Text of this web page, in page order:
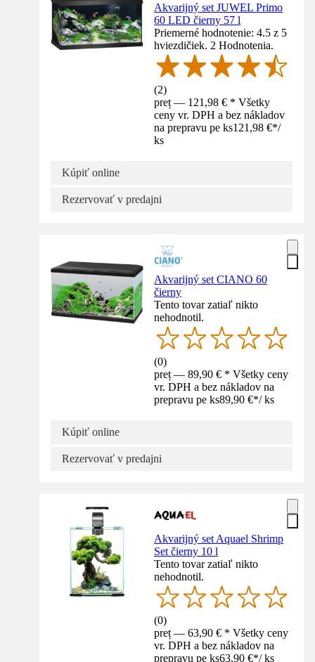
Akvarijný set JUWEL Primo
60 LED čierny 57 l
Priemerné hodnotenie: 4.5 z 5
hviezdičiek. 2 Hodnotenia.
(2)
preț — 121,98 € * Všetky
ceny vr. DPH a bez nákladov
na prepravu pe ks121,98 €*/
ks
Kúpiť online
Rezervovať v predajni
Akvarijný set CIANO 60
čierny
Tento tovar zatiaľ nikto
nehodnotil.
(0)
preț — 89,90 € * Všetky ceny
vr. DPH a bez nákladov na
prepravu pe ks89,90 €*/ ks
Kúpiť online
Rezervovať v predajni
Akvarijný set Aquael Shrimp
Set čierny 10 l
Tento tovar zatiaľ nikto
nehodnotil.
(0)
preț — 63,90 € * Všetky ceny
vr. DPH a bez nákladov na
prepravu pe ks63,90 €*/ ks